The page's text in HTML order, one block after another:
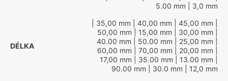
5.00 mm | 3,0 mm
DÉLKA
| 35,00 mm | 40,00 mm | 45,00 mm
50,00 mm | 15,00 mm | 30,00 mm
40.00 mm | 50.00 mm | 25,00 mm
60,00 mm | 70,00 mm | 20,00 mm
17,00 mm | 35.00 mm | 13.00 mm
90.00 mm | 30.0 mm | 12,0 mm